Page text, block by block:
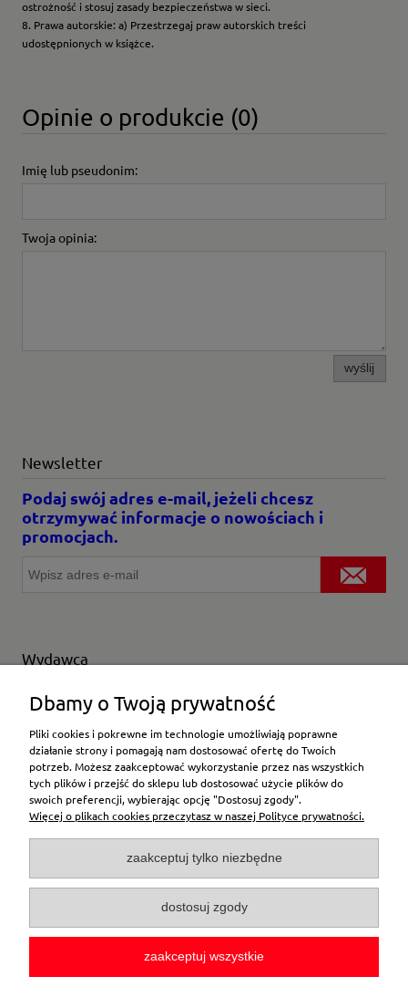
ostrożność i stosuj zasady bezpieczeństwa w sieci.
8. Prawa autorskie: a) Przestrzegaj praw autorskich treści
udostępnionych w książce.
Opinie o produkcie (0)
Imię lub pseudonim:
Twoja opinia:
wyślij
Newsletter
Podaj swój adres e-mail, jeżeli chcesz
otrzymywać informacje o nowościach i
promocjach.
Wydawca
Wybierz producenta
Moje konto
Płatności i dostawa
Pomoc
O firmie
Dbamy o Twoją prywatność
Pliki cookies i pokrewne im technologie umożliwiają poprawne
działanie strony i pomagają nam dostosować ofertę do Twoich
potrzeb. Możesz zaakceptować wykorzystanie przez nas wszystkich
tych plików i przejść do sklepu lub dostosować użycie plików do
swoich preferencji, wybierając opcję "Dostosuj zgody".
Więcej o plikach cookies przeczytasz w naszej Polityce prywatności.
zaakceptuj tylko niezbędne
dostosuj zgody
zaakceptuj wszystkie